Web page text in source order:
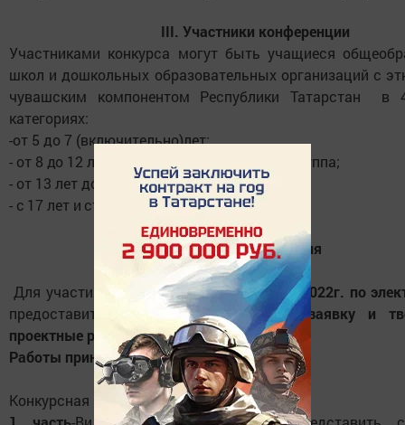
III. Участники конференции
Участниками конкурса могут быть учащиеся
школ и дошкольных образовательных организаций с
чувашским компонентом Республики Татарстан в
категориях:
-от 5 до 7 (включительно)лет;
- от 8 до 12 лет (включительно) младшая группа;
- от 13 лет до 16 лет (средняя) группа;
- с 17 лет и старше (старшая) группа.
IV. Условия участия
Для участия в нем необходимодо 25.02.2022г. по
предоставить в оргкомитет Конкурсазаявку и
проектные работы.
Работы принимаются на чувашском языке.
Конкурсная работа состоит из 2 частей: